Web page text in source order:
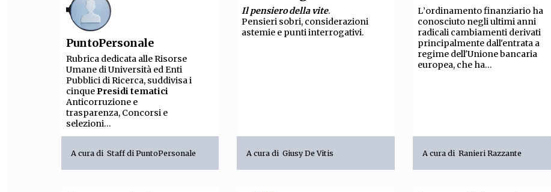
PuntoPersonale
Rubrica dedicata alle Risorse
Umane di Università ed Enti
Pubblici di Ricerca, suddivisa i
cinquePresidi tematici
Anticorruzione e
trasparenza, Concorsi e
selezioni...
A cura di Staff di PuntoPersonale
Il pensiero della vite.
Pensieri sobri, considerazioni
astemie e punti interrogativi.
A cura diGiusy De Vitis
L’ordinamento finanziario ha
conosciuto negli ultimi anni
radicali cambiamenti derivati
principalmente dall'entrata a
regime dell'Unione bancaria
europea, che ha...
A cura di Ranieri Razzante